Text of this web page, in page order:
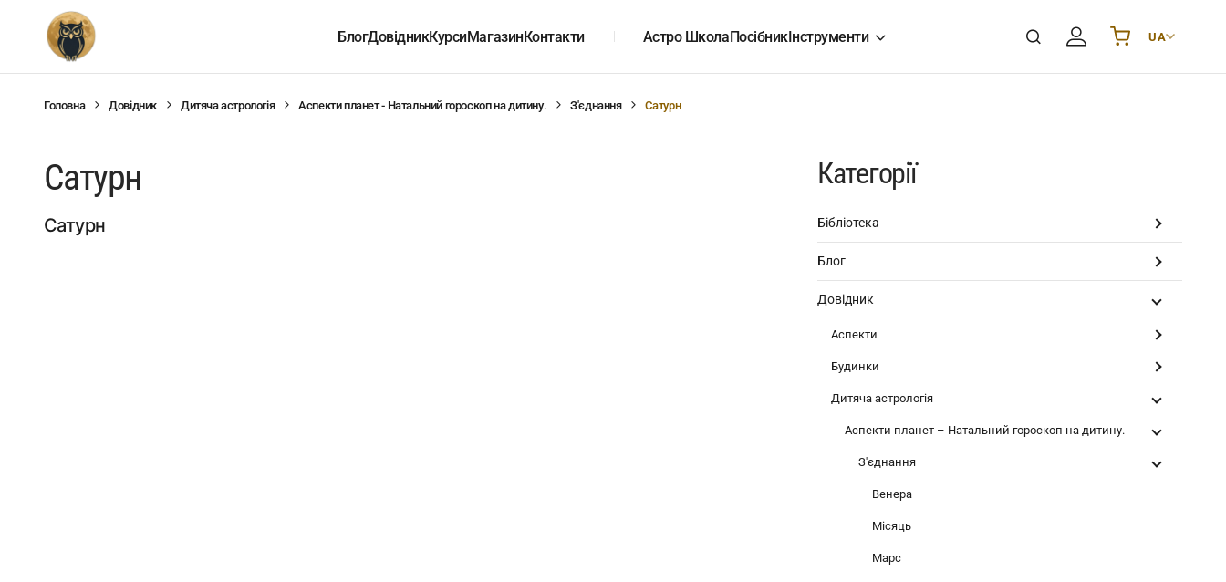
БлогДовідникКурсиМагазинКонтакти Астро ШколаПосібникІнструменти UA
UA Українська
Головна Довідник Дитяча астрологія Аспекти планет - Натальний гороскоп на дитину. З'єднання Сатурн
Сатурн
Сатурн
Категорії
Бібліотека
Блог
Довідник
Аспекти
Будинки
Дитяча астрологія
Аспекти планет – Натальний гороскоп на дитину.
З'єднання
Венера
Місяць
Марс